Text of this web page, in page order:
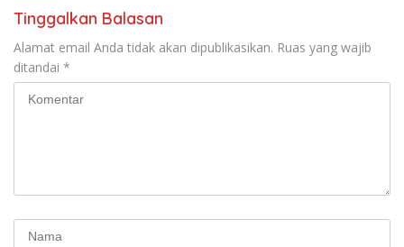
Mancanegara”.
Tinggalkan Balasan
Alamat email Anda tidak akan dipublikasikan. Ruas yang wajib
ditandai *